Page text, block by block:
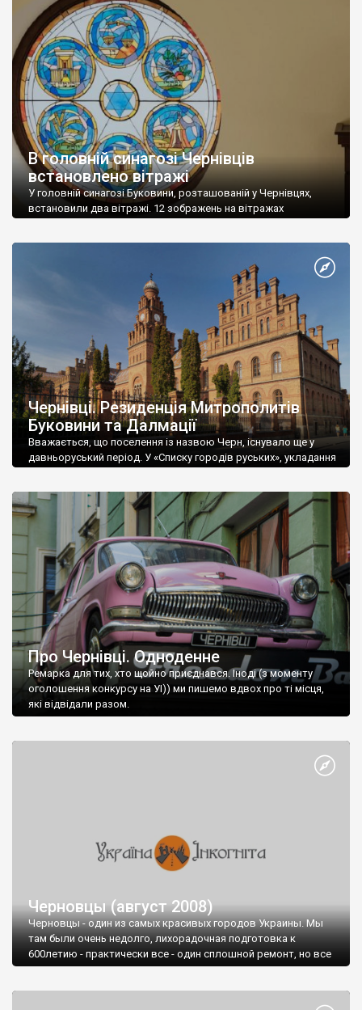
проектно-кошторисну документацію вартістю 90 тисяч грн.
Наразі документація проходить державну експертизу. Після
отримання експертного звіту буде відома вартість вже самих
робіт. Про це “Суспільному” повідомила директорка міського
департаменту транспорту та окремих питань комунального
господарства Людмила […]
В головній синагозі Чернівців
встановлено вітражі
У головній синагозі Буковини, розташованій у Чернівцях,
встановили два вітражі. 12 зображень на вітражах
Гліцнштейн. Два круглі вікна з вітражами мають два метри у
діаметрі. На кожному з вікон є по шість круглих зображень,
[…]
Чернівці. Резиденція Митрополитів
Буковини та Далмації
Вважається, що поселення із назвою Черн, існувало ще у
давньоруський період. У «Списку городів руських», укладання
Про Чернівці. Одноденне
Ремарка для тих, хто щойно приєднався. Іноді (з моменту
оголошення конкурсу на УІ)) ми пишемо вдвох про ті місця,
які відвідали разом.
Черновцы (август 2008)
Черновцы - один из самых красивых городов Украины. Мы
там были очень недолго, лихорадочная подготовка к
600летию - практически все - один сплошной ремонт, но все
равно получили огромное удовольствие от прогулки по этом